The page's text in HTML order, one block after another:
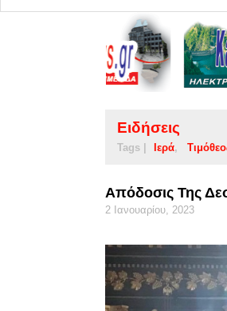
Ειδήσεις
Tags | Ιερά
Απόδοσις Της
2 Ιανουαρίου, 2023